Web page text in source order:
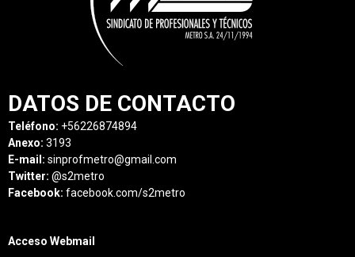
DATOS DE CONTACTO
Teléfono: +56226874894
Anexo: 3193
E-mail: sinprofmetro@gmail.com
Twitter: @s2metro
Facebook: facebook.com/s2metro
Acceso Webmail